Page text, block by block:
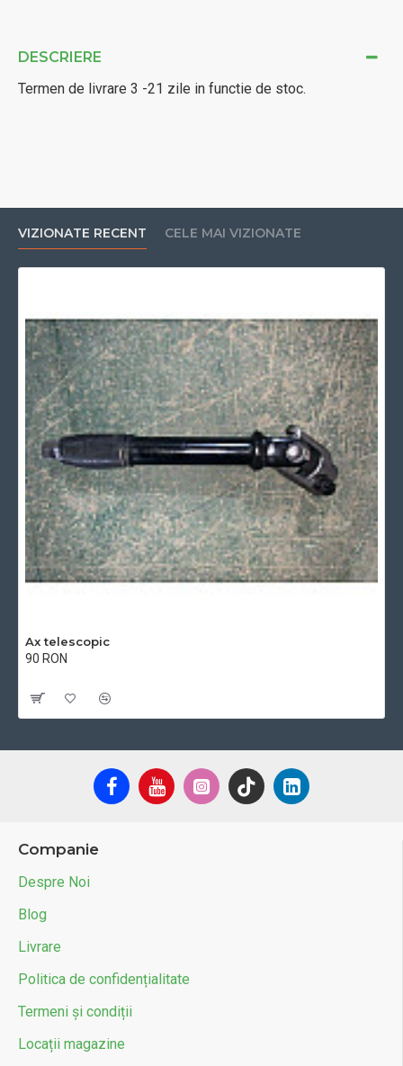
DESCRIERE
Termen de livrare 3 -21 zile in functie de stoc.
VIZIONATE RECENT CELE MAI VIZIONATE
Ax telescopic
90 RON
Companie
Despre Noi
Blog
Livrare
Politica de confidențialitate
Termeni și condiții
Locații magazine